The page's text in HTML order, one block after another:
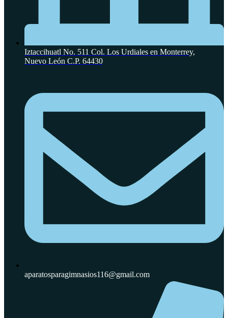
Iztaccihuatl No. 511 Col. Los Urdiales en Monterrey,
Nuevo León C.P. 64430
aparatosparagimnasios116@gmail.com